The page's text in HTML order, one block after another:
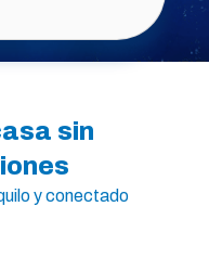
sin
y conectado